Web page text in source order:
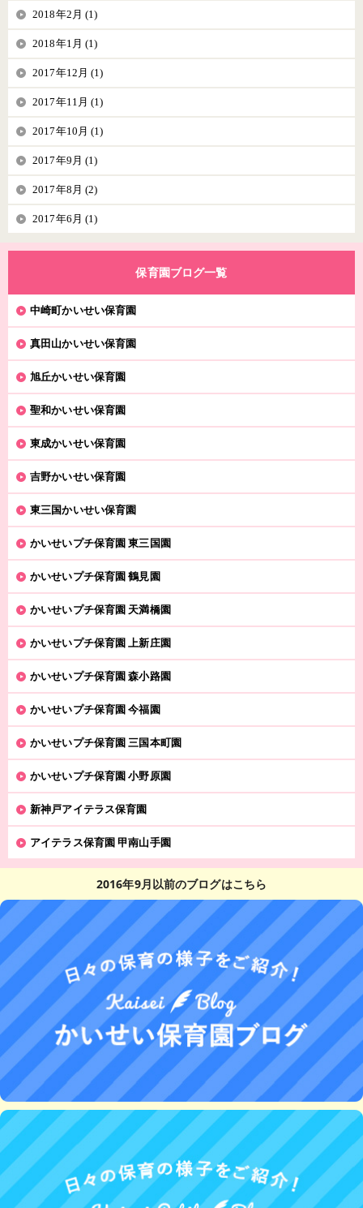
2018年2月 (1)
2018年1月 (1)
2017年12月 (1)
2017年11月 (1)
2017年10月 (1)
2017年9月 (1)
2017年8月 (2)
2017年6月 (1)
保育園ブログ一覧
中崎町かいせい保育園
真田山かいせい保育園
旭丘かいせい保育園
聖和かいせい保育園
東成かいせい保育園
吉野かいせい保育園
東三国かいせい保育園
かいせいプチ保育園 東三国園
かいせいプチ保育園 鶴見園
かいせいプチ保育園 天満橋園
かいせいプチ保育園 上新庄園
かいせいプチ保育園 森小路園
かいせいプチ保育園 今福園
かいせいプチ保育園 三国本町園
かいせいプチ保育園 小野原園
新神戸アイテラス保育園
アイテラス保育園 甲南山手園
2016年9月以前のブログはこちら